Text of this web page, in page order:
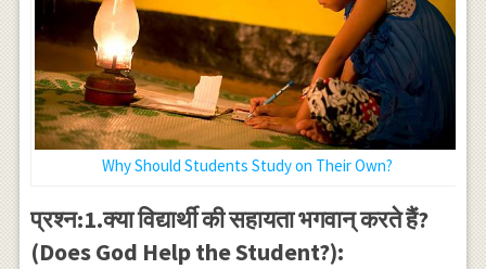
Why Should Students Study on Their Own?
प्रश्न:1.क्या विद्यार्थी की सहायता भगवान् करते हैं?
(Does God Help the Student?):